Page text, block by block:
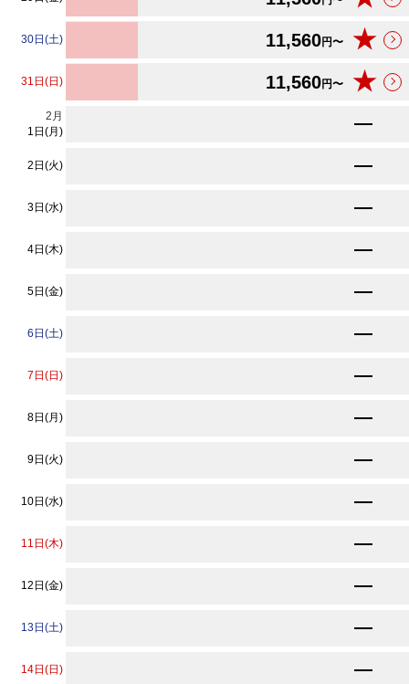
30日(土) 11,560円〜 ★
31日(日) 11,560円〜 ★
2 月
1日(月)
★
2日(火) ★
3日(水) ★
4日(木) ★
5日(金) ★
6日(土) ★
7日(日) ★
8日(月) ★
9日(火) ★
10日(水) ★
11日(木)
12日(金) ★
13日(土)
14日(日) ★